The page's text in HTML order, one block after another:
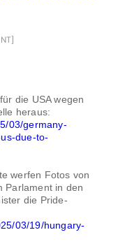
die USA wegen
heraus:
03/germany-
due-to-
werfen Fotos von
Parlament in den
die Pride-
03/19/hungary-